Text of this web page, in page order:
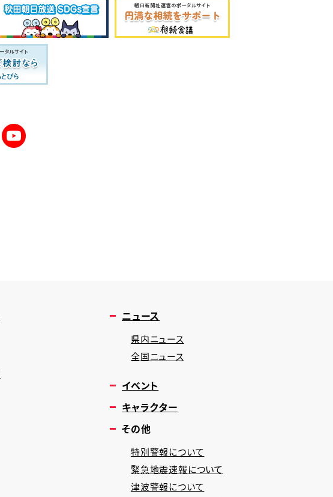
ニュース
県内ニュース
全国ニュース
イベント
キャラクター
その他
特別警報について
緊急地震速報について
津波警報について